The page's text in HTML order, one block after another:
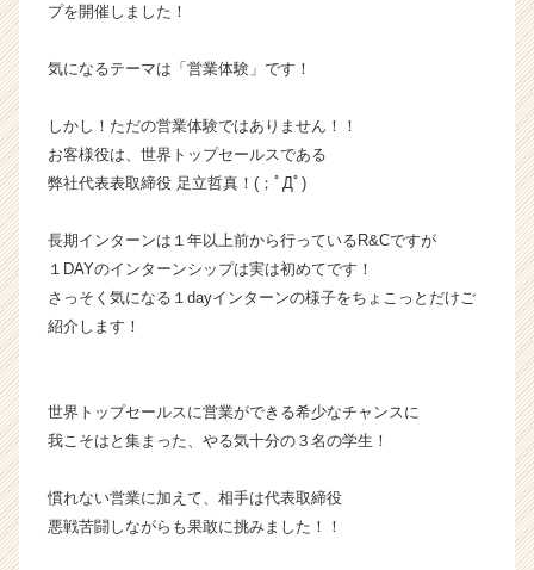
長
業
か
ら
ス
ウ
ト
が
サ
イ
チ
ア
キ
プを開催しました！
気になるテーマは「営業体験」です！
しかし！ただの営業体験ではありません！！
お客様役は、世界トップセールスである
弊社代表表取締役 足立哲真！(；ﾟДﾟ)
長期インターンは１年以上前から行っているR&Cですが
１DAYのインターンシップは実は初めてです！
さっそく気になる１dayインターンの様子をちょこっとだけご
紹介します！
世界トップセールスに営業ができる希少なチャンスに
我こそはと集まった、やる気十分の３名の学生！
慣れない営業に加えて、相手は代表取締役
悪戦苦闘しながらも果敢に挑みました！！